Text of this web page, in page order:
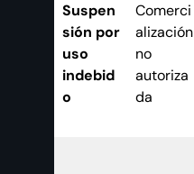
Suspen
sión por
uso
indebid
o
Comerci
alización
no
autoriza
da